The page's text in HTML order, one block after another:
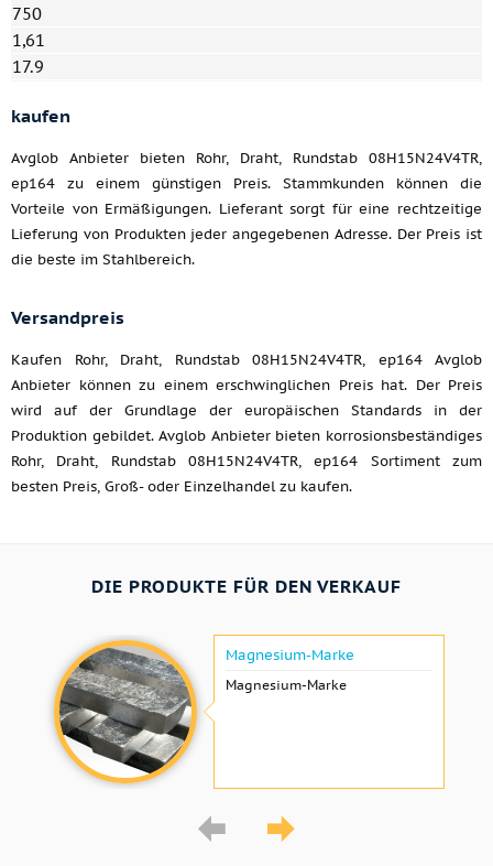
750
1,61
17.9
kaufen
Avglob Anbieter bieten Rohr, Draht, Rundstab 08H15N24V4TR,
ep164 zu einem günstigen Preis. Stammkunden können die
Vorteile von Ermäßigungen. Lieferant sorgt für eine rechtzeitige
Lieferung von Produkten jeder angegebenen Adresse. Der Preis ist
die beste im Stahlbereich.
Versandpreis
Kaufen Rohr, Draht, Rundstab 08H15N24V4TR, ep164 Avglob
Anbieter können zu einem erschwinglichen Preis hat. Der Preis
wird auf der Grundlage der europäischen Standards in der
Produktion gebildet. Avglob Anbieter bieten korrosionsbeständiges
Rohr, Draht, Rundstab 08H15N24V4TR, ep164 Sortiment zum
besten Preis, Groß- oder Einzelhandel zu kaufen.
DIE PRODUKTE FÜR DEN VERKAUF
Magnesium-Marke
Magnesium-Marke